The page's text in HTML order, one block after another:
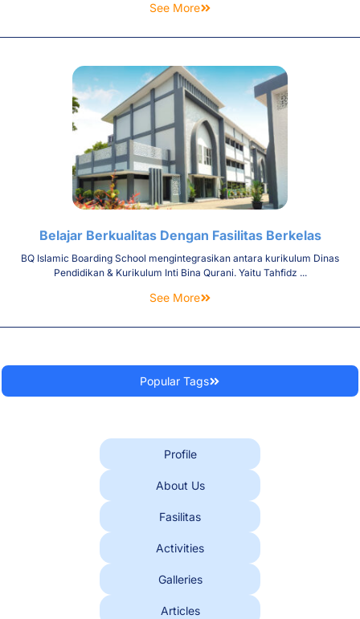
See More
Belajar Berkualitas Dengan Fasilitas Berkelas
BQ Islamic Boarding School mengintegrasikan antara kurikulum Dinas
Pendidikan & Kurikulum Inti Bina Qurani. Yaitu Tahfidz ...
See More
Popular Tags
Profile
About Us
Fasilitas
Activities
Galleries
Articles